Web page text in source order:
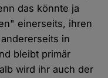
das könnte ja
einerseits, ihren
in
bleibt primär
wird ihr auch der